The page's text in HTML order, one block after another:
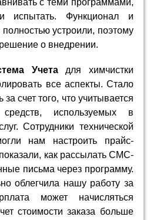
с теми программами,
испытать. Функционал и
устроили, поэтому
о внедрении.
Учетадля химчистки
все аспекты. Стало
счет того, что учитывается
используемых в
Сотрудники технической
нам настроить прайс-
как рассылать СМС-
письма через программу.
облегчила нашу работу за
может начисляться
стоимости заказа больше